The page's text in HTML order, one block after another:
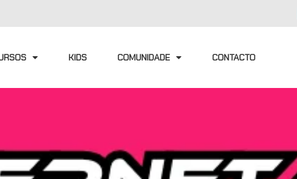
KIDS COMUNIDADE CONTACTO